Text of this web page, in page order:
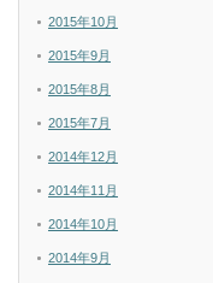
2015年10月
2015年9月
2015年8月
2015年7月
2014年12月
2014年11月
2014年10月
2014年9月